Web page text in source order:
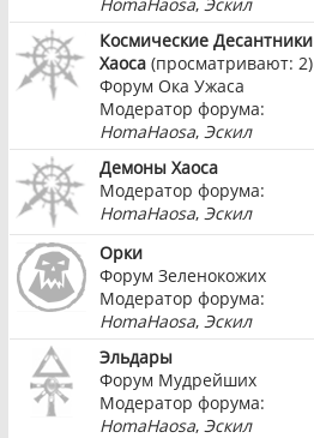
Космические Десантники
Хаоса (просматривают: 2)
Форум Ока Ужаса
Модератор форума:
HomaHaosa, Эскил
Демоны Хаоса
Модератор форума:
HomaHaosa, Эскил
Орки
Форум Зеленокожих
Модератор форума:
HomaHaosa, Эскил
Эльдары
Форум Мудрейших
Модератор форума:
HomaHaosa, Эскил